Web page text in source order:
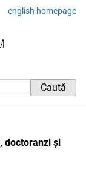
english homepage
doctoranzi și